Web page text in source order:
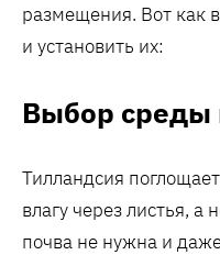
размещения. Вот как
и установить их:
Выбор
Тилландсия
влагу через листья, а
почва не нужна и